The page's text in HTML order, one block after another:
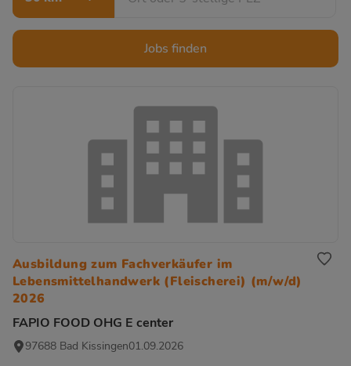
Jobs finden
Ausbildung zum Fachverkäufer im
Lebensmittelhandwerk (Fleischerei) (m/w/d)
2026
FAPIO FOOD OHG E center
97688 Bad Kissingen01.09.2026